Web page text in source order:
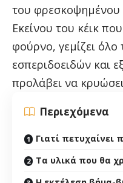
του φρεσκοψημένου
Εκείνου του κέικ
φούρνο, γεμίζει
εσπεριδοειδών και
προλάβει να
Περιεχόμενα
Γιατί πετυχαίνει
Τα υλικά που θα